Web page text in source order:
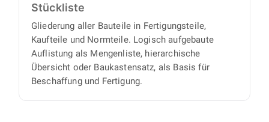
Stückliste
Gliederung aller Bauteile in Fertigungsteile,
Kaufteile und Normteile. Logisch aufgebaute
Auflistung als Mengenliste, hierarchische
Übersicht oder Baukastensatz, als Basis für
Beschaffung und Fertigung.